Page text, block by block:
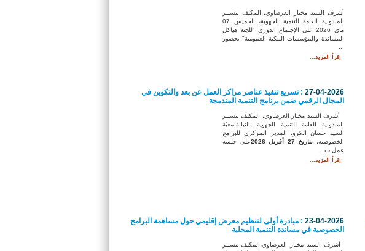
أشرف السيد مختار العرضاوي، المكلف بتسيير
المندوبية العامة للتنمية الجهوية، الخميس 07
ماي 2026 على الإجتماع الدوري "للجنة هياكل
المساندة والمؤسسات البنكية العمومية" بحضور
إقرأ المزيد...
27-04-2026 : تسريع تنفيذ عناصر مراكز العمل عن بعد والتكوين في
المجال الرقمي ضمن برنامج التنمية المندمجة
أشرف السيد مختار العرضاوي، المكلف بتسيير
المندوبية العامة للتنمية الجهوية بالنيابةبمعيّة
السيد حسان الكرو، المدير المركزي للبرامج
الخصوصية،بتاريخ 27 أفريل 2026
على جلسة
عمل ب...
إقرأ المزيد...
23-04-2026 : مبادرة أولى لتنظيم معرض إقليمي حول مساهمة البرامج
الخصوصية في مساندة التنمية المحلية
أشرف السيد مختار العرضاوي،المكلف بتسيير